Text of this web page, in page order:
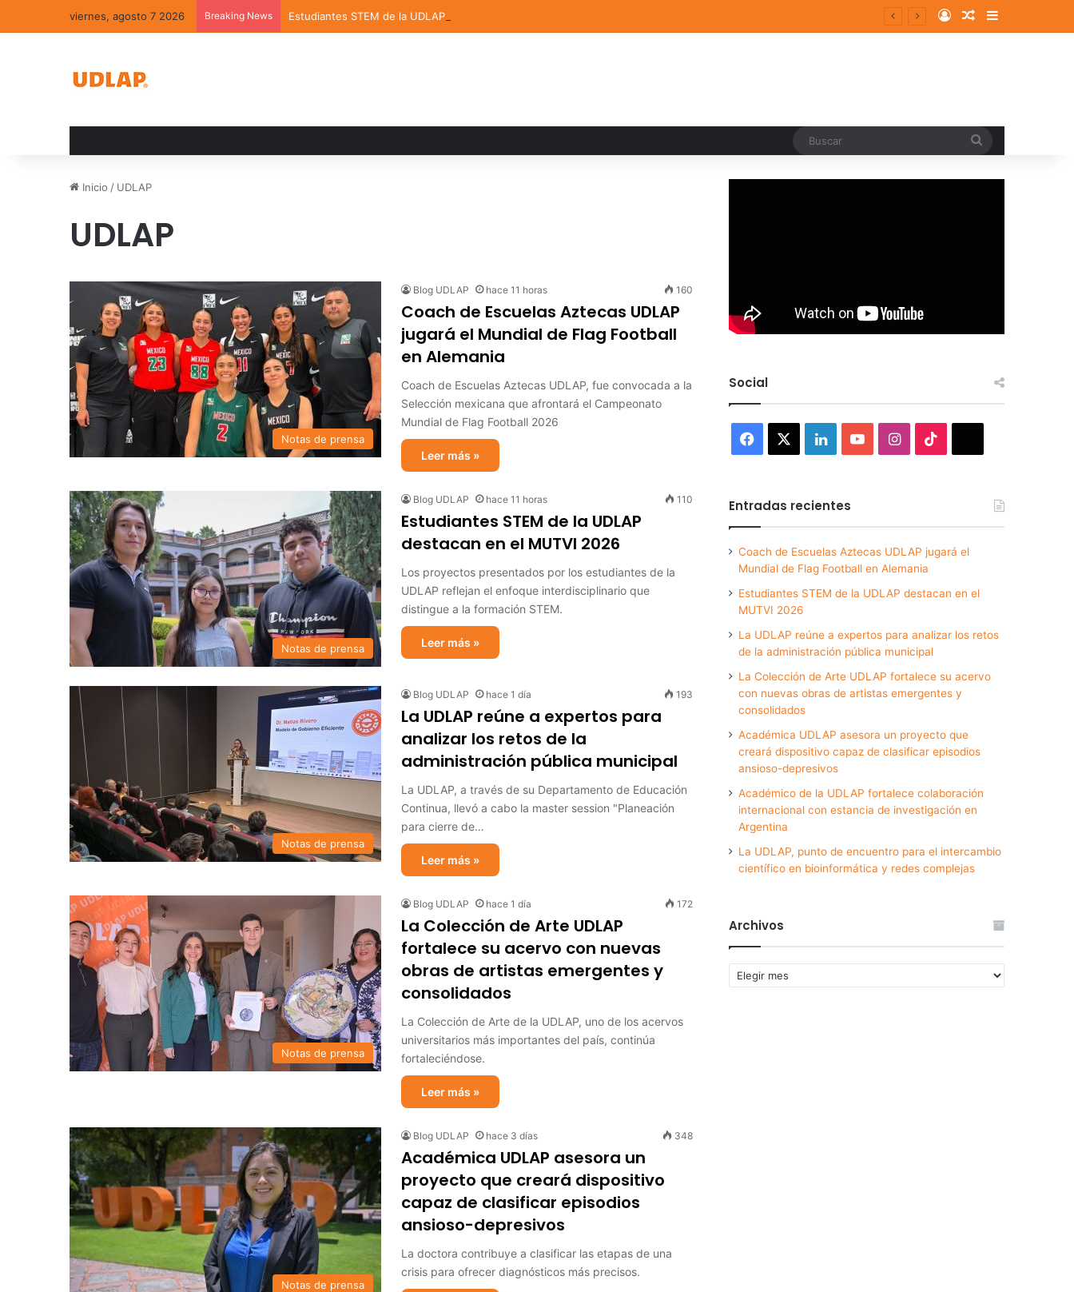
viernes, agosto 7 2026 Breaking News Estudiantes STEM de la UDLAP destacan en el MUTVI 2026 Log InRandom Article
Sidebar
Inicio / UDLAP
UDLAP
Notas de prensa
Blog UDLAP hace 11 horas 160
Coach de Escuelas Aztecas UDLAP
jugará el Mundial de Flag Football
en Alemania
Coach de Escuelas Aztecas UDLAP, fue convocada a la
Selección mexicana que afrontará el Campeonato
Mundial de Flag Football 2026
Leer más »
Notas de prensa
Blog UDLAP hace 11 horas 110
Estudiantes STEM de la UDLAP
destacan en el MUTVI 2026
Los proyectos presentados por los estudiantes de la
UDLAP reflejan el enfoque interdisciplinario que
distingue a la formación STEM.
Leer más »
Notas de prensa
Blog UDLAP hace 1 día 193
La UDLAP reúne a expertos para
analizar los retos de la
administración pública municipal
La UDLAP, a través de su Departamento de Educación
Continua, llevó a cabo la master session "Planeación
para cierre de…
Leer más »
Notas de prensa
Blog UDLAP hace 1 día 172
La Colección de Arte UDLAP
fortalece su acervo con nuevas
obras de artistas emergentes y
consolidados
La Colección de Arte de la UDLAP, uno de los acervos
universitarios más importantes del país, continúa
fortaleciéndose.
Leer más »
Notas de prensa
Blog UDLAP hace 3 días 348
Académica UDLAP asesora un
proyecto que creará dispositivo
capaz de clasificar episodios
ansioso-depresivos
La doctora contribuye a clasificar las etapas de una
crisis para ofrecer diagnósticos más precisos.
Social
Facebook LinkedInYouTubeInstagram
Entradas recientes
Coach de Escuelas Aztecas UDLAP jugará el
Mundial de Flag Football en Alemania
Estudiantes STEM de la UDLAP destacan en el
MUTVI 2026
La UDLAP reúne a expertos para analizar los retos
de la administración pública municipal
La Colección de Arte UDLAP fortalece su acervo
con nuevas obras de artistas emergentes y
consolidados
Académica UDLAP asesora un proyecto que
creará dispositivo capaz de clasificar episodios
ansioso-depresivos
Académico de la UDLAP fortalece colaboración
internacional con estancia de investigación en
Argentina
La UDLAP, punto de encuentro para el intercambio
científico en bioinformática y redes complejas
Archivos
Archivos